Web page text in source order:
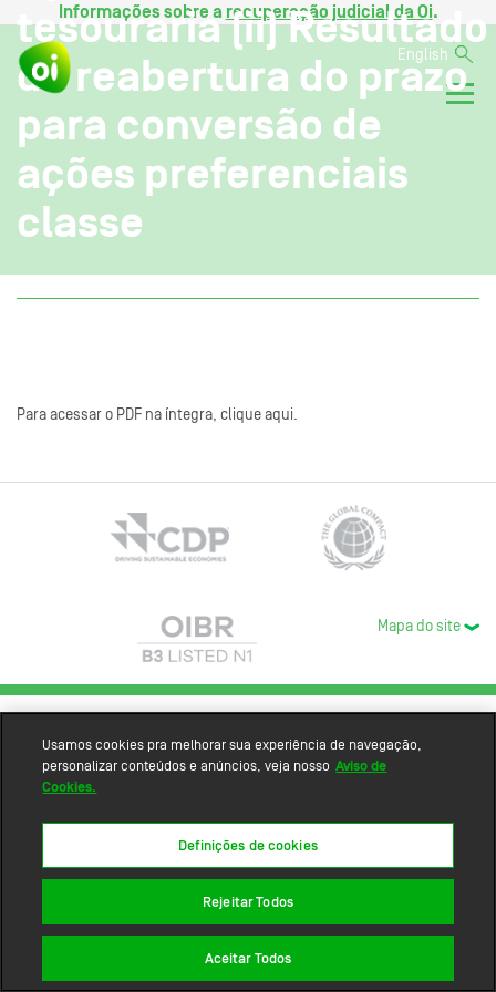
Informações sobre a recuperação judicial da Oi.
English
tesouraria (ii) Resultado
da reabertura do prazo
para conversão de
ações preferenciais
classe
Para acessar o PDF na íntegra, clique aqui.
Mapa do site
Usamos cookies pra melhorar sua experiência de navegação,
personalizar conteúdos e anúncios, veja nosso Aviso de
Cookies.
Definições de cookies
Rejeitar Todos
Aceitar Todos